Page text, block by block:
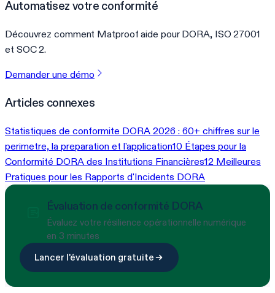
Automatisez votre conformité
Découvrez comment Matproof aide pour DORA, ISO 27001
et SOC 2.
Demander une démo
Articles connexes
Statistiques de conformite DORA 2026 : 60+ chiffres sur le
perimetre, la preparation et l'application10 Étapes pour la
Conformité DORA des Institutions Financières12 Meilleures
Pratiques pour les Rapports d'Incidents DORA
Évaluation de conformité DORA
Évaluez votre résilience opérationnelle numérique
en 3 minutes
Lancer l'évaluation gratuite